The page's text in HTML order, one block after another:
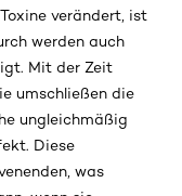
verändert, ist
werden auch
Mit der Zeit
umschließen die
ungleichmäßig
Diese
was